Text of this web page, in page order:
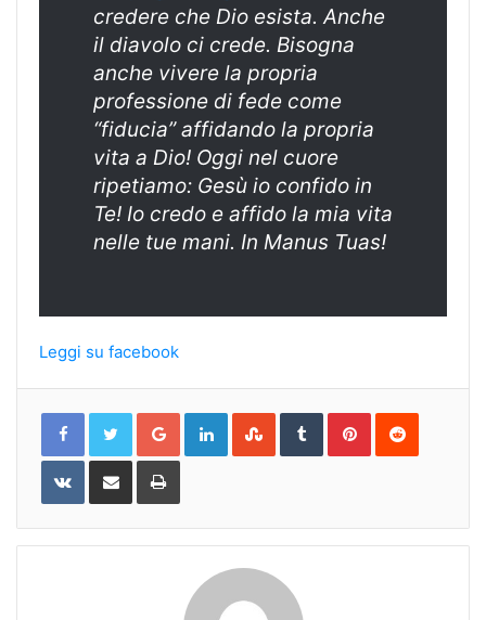
credere che Dio esista. Anche
il diavolo ci crede. Bisogna
anche vivere la propria
professione di fede come
“fiducia” affidando la propria
vita a Dio! Oggi nel cuore
ripetiamo: Gesù io confido in
Te! Io credo e affido la mia vita
nelle tue mani. In Manus Tuas!
Leggi su facebook
Google+LinkedInStumbleUpon
TumblrPinterestReddit
VKontakteShare
Email
Print